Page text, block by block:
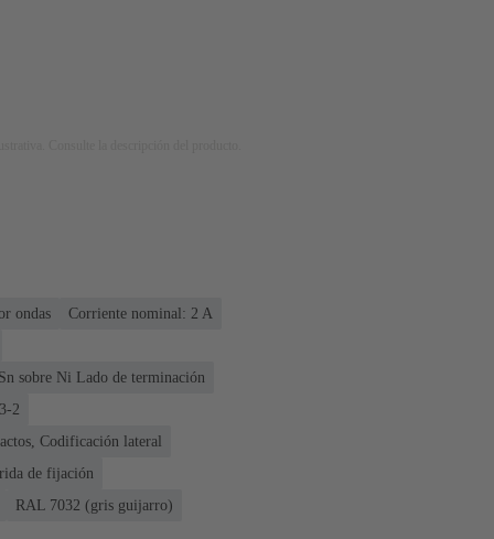
ondas
Corriente nominal: ‌2 A
sobre Ni Lado de terminación
2
Codificación lateral
de fijación
RAL 7032 (gris guijarro)